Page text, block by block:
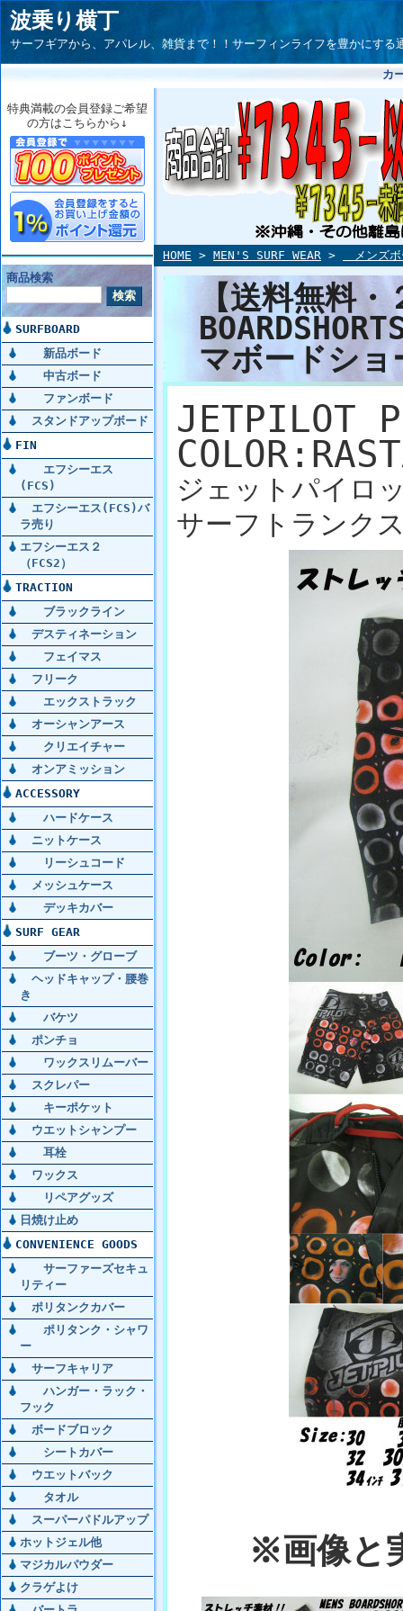
波乗り横丁
サーフギアから、アパレル、雑貨まで！！サーフィンライフを豊かに
カ
特典満載の会員登録ご希望
の方はこちらから↓
商品検索
SURFBOARD
新品ボード
中古ボード
ファンボード
スタンドアップボード
FIN
エフシーエス
(FCS)
エフシーエス(FCS)バ
ラ売り
エフシーエス２
（FCS2）
TRACTION
ブラックライン
デスティネーション
フェイマス
フリーク
エックストラック
オーシャンアース
クリエイチャー
オンアミッション
ACCESSORY
ハードケース
ニットケース
リーシュコード
メッシュケース
デッキカバー
SURF GEAR
ブーツ・グローブ
ヘッドキャップ・腰巻
き
バケツ
ポンチョ
ワックスリムーバー
スクレパー
キーポケット
ウエットシャンプー
耳栓
ワックス
リペアグッズ
日焼け止め
CONVENIENCE GOODS
サーファーズセキュ
リティー
ポリタンクカバー
ポリタンク・シャワ
ー
サーフキャリア
ハンガー・ラック・
フック
ボードブロック
シートカバー
ウエットバック
タオル
スーパーパドルアップ
ホットジェル他
マジカルパウダー
クラゲよけ
HOME > MEN'S SURF WEAR > メンズボ
【送料無料
マボードシ
JETPILOT
ジェットパイロ
サーフトランク
※画像と